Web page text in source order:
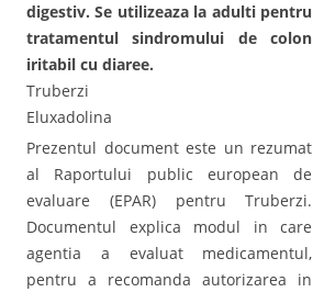
digestiv. Se utilizeaza la adulti pentru
tratamentul sindromului de colon
iritabil cu diaree.
Truberzi
Eluxadolina
Prezentul document este un rezumat
al Raportului public european de
evaluare (EPAR) pentru Truberzi.
Documentul explica modul in care
agentia a evaluat medicamentul,
pentru a recomanda autorizarea in